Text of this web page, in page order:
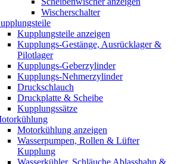
Wischerschalter
Kupplungsteile anzeigen
Kupplungs-Gestänge, Ausrücklager &
Pilotlager
Kupplungs-Geberzylinder
Kupplungs-Nehmerzylinder
Druckschlauch
Druckplatte & Scheibe
Kupplungssätze
Motorkühlung anzeigen
Wasserpumpen, Rollen & Lüfter
Kupplung
Wasserkühler, Schläuche Ablasshahn &